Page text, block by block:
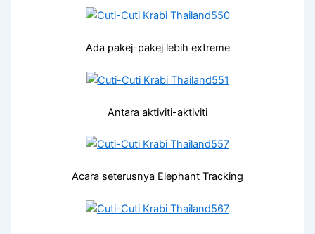
Ada pakej-pakej lebih extreme
Antara aktiviti-aktiviti
Acara seterusnya Elephant Tracking